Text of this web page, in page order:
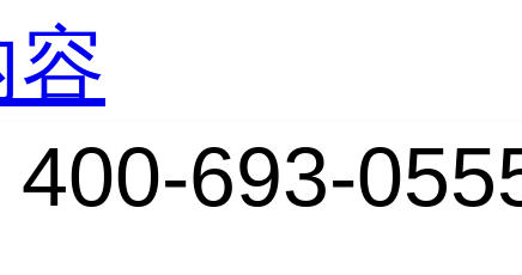
容
693-